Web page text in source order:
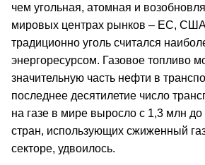
чем угольная, атомная и
мировых центрах рынков – ЕС, США
традиционно уголь считался
энергоресурсом. Газовое топливо
значительную часть нефти в
последнее десятилетие число
на газе в мире выросло с 1,3 млн
стран, использующих сжиженный
секторе, удвоилось.